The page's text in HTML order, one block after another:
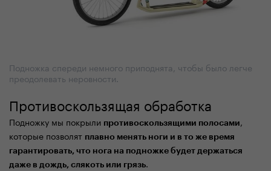
Подножка спереди немного приподнята, чтобы было легче
преодолевать неровности.
Противоскользящая обработка
Подножку мы покрыли противоскользящими полосами,
которые позволят плавно менять ноги и в то же время
гарантировать, что нога на подножке будет держаться
даже в дождь, слякоть или грязь.